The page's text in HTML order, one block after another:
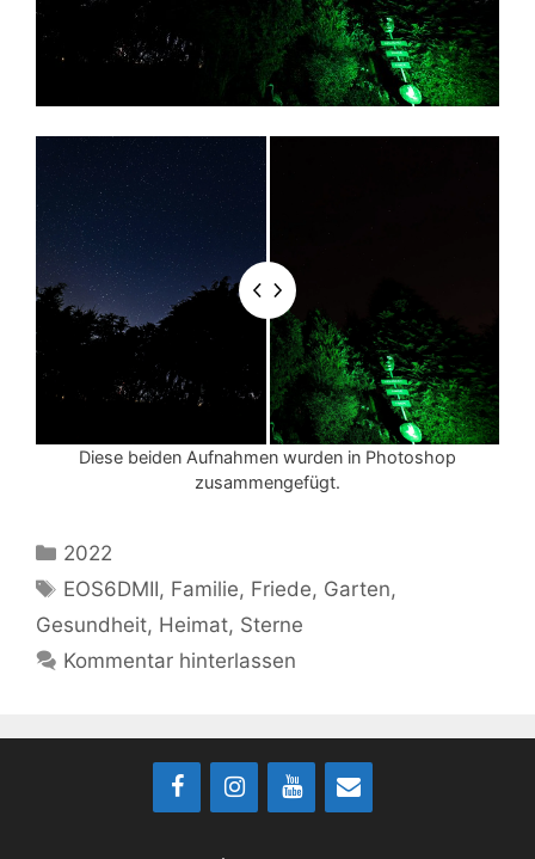
Diese beiden Aufnahmen wurden in Photoshop
zusammengefügt.
Kategorien
2022
Schlagwörter
EOS6DMII, Familie, Friede, Garten,
Gesundheit, Heimat, Sterne
Kommentar hinterlassen